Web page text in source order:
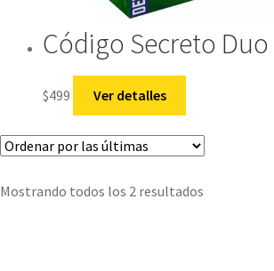
Código Secreto Duo
$499 Ver detalles
Mostrando todos los 2 resultados